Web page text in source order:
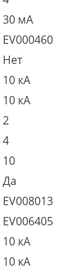
30 мА
EV000460
Нет
10 кА
10 кА
2
4
10
Да
EV008013
EV006405
10 кА
10 кА